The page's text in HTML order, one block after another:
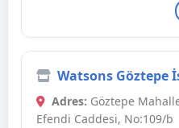
Watsons Göztepe
Adres: Göztepe
Efendi Caddesi, No:109/b